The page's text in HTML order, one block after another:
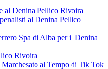
al Denina Pellico Rivoira
al Denina Pellico
Spa di Alba per il Denina
Rivoira
al Tempo di Tik Tok